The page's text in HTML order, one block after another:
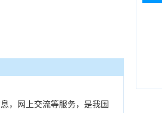
，网上交流等服务，是我国